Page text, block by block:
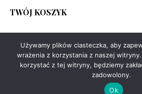
TWÓJ KOSZYK
Brak produktów w koszyku.
Copyright © 2026. All
Używamy plików ciasteczka, aby
wrażenia z korzystania z naszej
korzystać z tej witryny, będziemy
zadowolony.
Ok